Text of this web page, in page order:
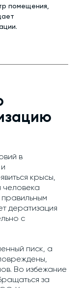
помещения,
в
крысы,
человека
дератизация
с
писк, а
Во избежание
за